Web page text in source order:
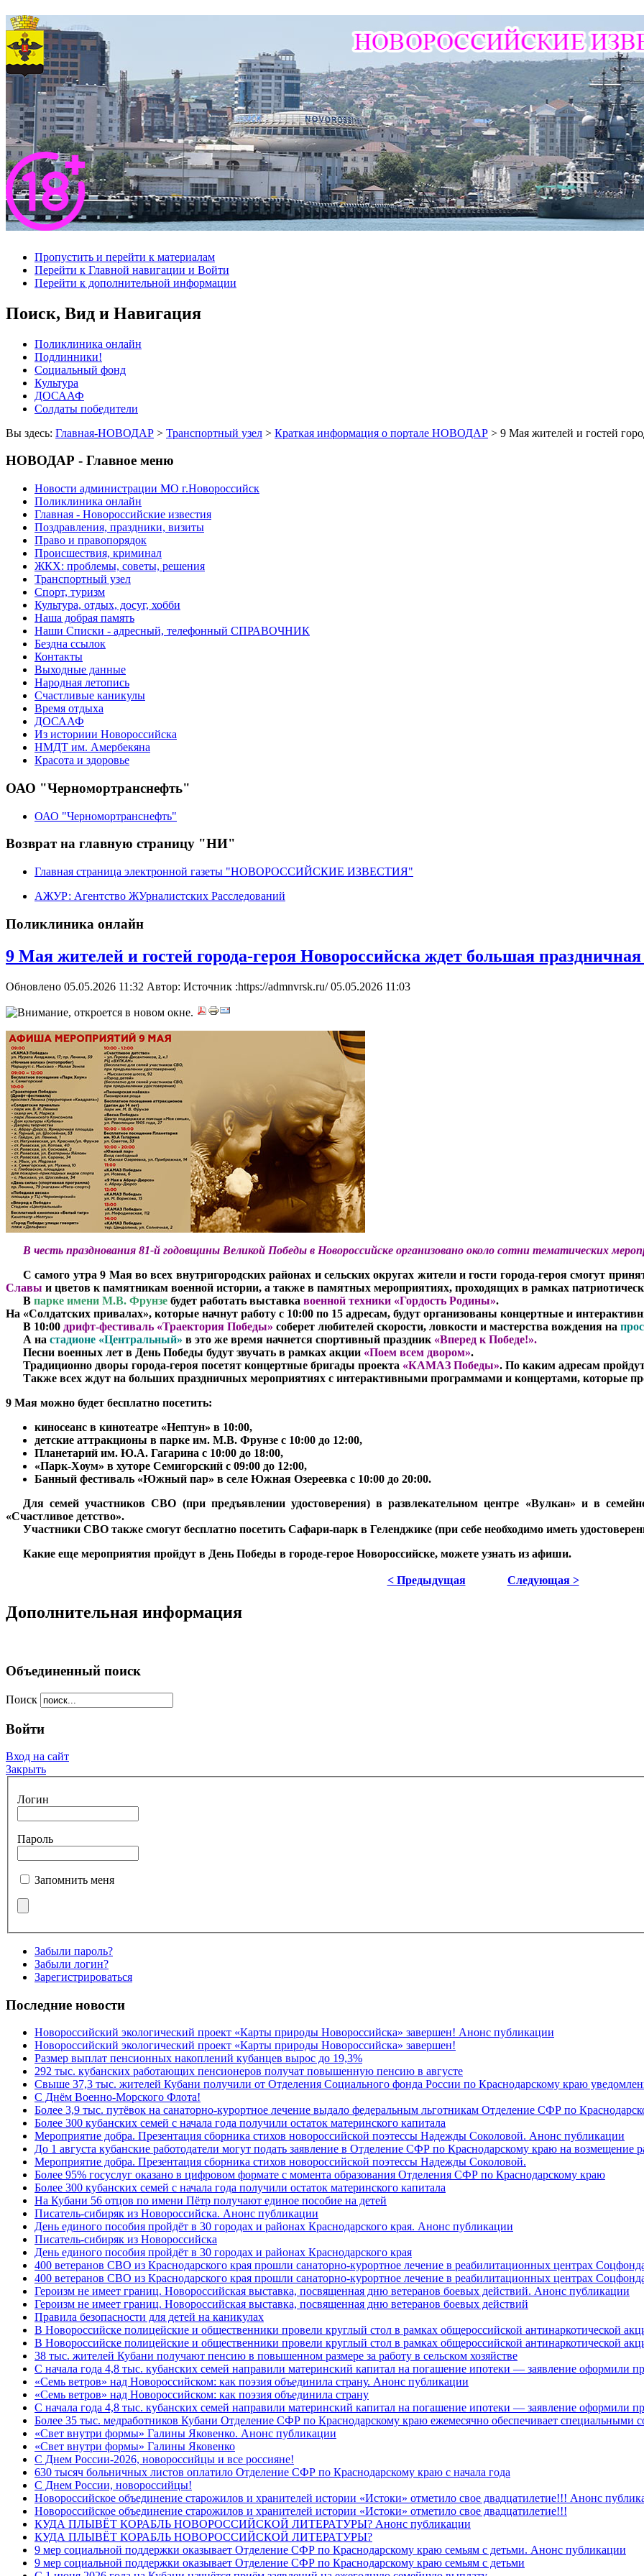
Пропустить и перейти к материалам
Перейти к Главной навигации и Войти
Перейти к дополнительной информации
Поиск, Вид и Навигация
Поликлиника онлайн
Подлинники!
Социальный фонд
Культура
ДОСААФ
Солдаты победители
Вы здесь: Главная-НОВОДАР > Транспортный узел > Краткая информация о портале НОВОДАР > 9 Мая жителей и гостей
НОВОДАР - Главное меню
Новости администрации МО г.Новороссийск
Поликлиника онлайн
Главная - Новороссийские известия
Поздравления, праздники, визиты
Право и правопорядок
Происшествия, криминал
ЖКХ: проблемы, советы, решения
Транспортный узел
Спорт, туризм
Культура, отдых, досуг, хобби
Наша добрая память
Наши Списки - адресный, телефонный СПРАВОЧНИК
Бездна ссылок
Контакты
Выходные данные
Народная летопись
Счастливые каникулы
Время отдыха
ДОСААФ
Из историии Новороссийска
НМДТ им. Амербекяна
Красота и здоровье
ОАО "Черномортранснефть"
ОАО "Черномортранснефть"
Возврат на главную страницу "НИ"
Главная страница электронной газеты "НОВОРОССИЙСКИЕ ИЗВЕСТИЯ"
АЖУР: Агентство ЖУрналистских Расследований
Поликлиника онлайн
9 Мая жителей и гостей города-героя Новороссийска ждет большая
Обновлено 05.05.2026 11:32 Автор: Источник :https://admnvrsk.ru/05.05.2026 11:03
В честь празднования 81-й годовщины Великой Победы в Новороссийске организовано около сотни тематических
С самого утра 9 Мая во всех внутригородских районах и сельских округах жители и гости города-героя смогут
Славы и цветов к памятникам военной истории, а также в памятных мероприятиях, проходящих в рамках
В парке имени М.В. Фрунзе будет работать выставка военной техники «Гордость Родины».
На «Солдатских привалах», которые начнут работу с 10:00 по 15 адресам, будут организованы концертные и
В 10:00 дрифт-фестиваль «Траектория Победы» соберет любителей скорости, ловкости и мастерства вождения на
А на стадионе «Центральный» в это же время начнется спортивный праздник «Вперед к Победе!».
Песни военных лет в День Победы будут звучать в рамках акции «Поем всем двором».
Традиционно дворы города-героя посетят концертные бригады проекта «КАМАЗ Победы». По каким адресам
Также всех ждут на больших праздничных мероприятиях с интерактивными программами и концертами, которые
9 Мая можно будет бесплатно посетить:
киносеанс в кинотеатре «Нептун» в 10:00,
детские аттракционы в парке им. М.В. Фрунзе с 10:00 до 12:00,
Планетарий им. Ю.А. Гагарина с 10:00 до 18:00,
«Парк-Хоум» в хуторе Семигорский с 09:00 до 12:00,
Банный фестиваль «Южный пар» в селе Южная Озереевка с 10:00 до 20:00.
Для семей участников СВО (при предъявлении удостоверения) в развлекательном центре «Вулкан» и в
«Счастливое детство».
Участники СВО также смогут бесплатно посетить Сафари-парк в Геленджике (при себе необходимо иметь
Какие еще мероприятия пройдут в День Победы в городе-герое Новороссийске, можете узнать из афиши.
< Предыдущая Следующая >
Дополнительная информация
Объединенный поиск
Поиск
Войти
Вход на сайт
Закрыть
Логин
Пароль
Запомнить меня
Забыли пароль?
Забыли логин?
Зарегистрироваться
Последние новости
Новороссийский экологический проект «Карты природы Новороссийска» завершен! Анонс публикации
Новороссийский экологический проект «Карты природы Новороссийска» завершен!
Размер выплат пенсионных накоплений кубанцев вырос до 19,3%
292 тыс. кубанских работающих пенсионеров получат повышенную пенсию в августе
Свыше 37,3 тыс. жителей Кубани получили от Отделения Социального фонда России по Краснодарскому краю
C Днём Военно-Морского Флота!
Более 3,9 тыс. путёвок на санаторно-курортное лечение выдало федеральным льготникам Отделение СФР по
Более 300 кубанских семей с начала года получили остаток материнского капитала
Мероприятие добра. Презентация сборника стихов новороссийской поэтессы Надежды Соколовой. Анонс публикации
До 1 августа кубанские работодатели могут подать заявление в Отделение СФР по Краснодарскому краю на возмещение
Мероприятие добра. Презентация сборника стихов новороссийской поэтессы Надежды Соколовой.
Более 95% госуслуг оказано в цифровом формате с момента образования Отделения СФР по Краснодарскому краю
Более 300 кубанских семей с начала года получили остаток материнского капитала
На Кубани 56 отцов по имени Пётр получают единое пособие на детей
Писатель-сибиряк из Новороссийска. Анонс публикации
День единого пособия пройдёт в 30 городах и районах Краснодарского края. Анонс публикации
Писатель-сибиряк из Новороссийска
День единого пособия пройдёт в 30 городах и районах Краснодарского края
400 ветеранов СВО из Краснодарского края прошли санаторно-курортное лечение в реабилитационных центрах
400 ветеранов СВО из Краснодарского края прошли санаторно-курортное лечение в реабилитационных центрах
Героизм не имеет границ. Новороссийская выставка, посвященная дню ветеранов боевых действий. Анонс публикации
Героизм не имеет границ. Новороссийская выставка, посвященная дню ветеранов боевых действий
Правила безопасности для детей на каникулах
В Новороссийске полицейские и общественники провели круглый стол в рамках общероссийской антинаркотической
В Новороссийске полицейские и общественники провели круглый стол в рамках общероссийской антинаркотической
38 тыс. жителей Кубани получают пенсию в повышенном размере за работу в сельском хозяйстве
С начала года 4,8 тыс. кубанских семей направили материнский капитал на погашение ипотеки — заявление оформили
«Семь ветров» над Новороссийском: как поэзия объединила страну. Анонс публикации
«Семь ветров» над Новороссийском: как поэзия объединила страну
С начала года 4,8 тыс. кубанских семей направили материнский капитал на погашение ипотеки — заявление оформили
Более 35 тыс. медработников Кубани Отделение СФР по Краснодарскому краю ежемесячно обеспечивает специальными
«Свет внутри формы» Галины Яковенко. Анонс публикации
«Свет внутри формы» Галины Яковенко
C Днем России-2026, новороссийцы и все россияне!
630 тысяч больничных листов оплатило Отделение СФР по Краснодарскому краю с начала года
C Днем России, новороссийцы!
Новороссийское объединение старожилов и хранителей истории «Истоки» отметило свое двадцатилетие!!! Анонс
Новороссийское объединение старожилов и хранителей истории «Истоки» отметило свое двадцатилетие!!!
КУДА ПЛЫВЁТ КОРАБЛЬ НОВОРОССИЙСКОЙ ЛИТЕРАТУРЫ? Анонс публикации
КУДА ПЛЫВЁТ КОРАБЛЬ НОВОРОССИЙСКОЙ ЛИТЕРАТУРЫ?
9 мер социальной поддержки оказывает Отделение СФР по Краснодарскому краю семьям с детьми. Анонс публикации
9 мер социальной поддержки оказывает Отделение СФР по Краснодарскому краю семьям с детьми